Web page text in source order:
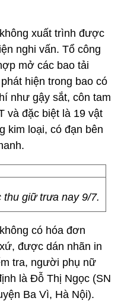
xuất trình được
nghi vấn. Tổ công
mở các bao tải
hiện trong bao có
như gậy sắt, côn tam
và đặc biệt là 19 vật
kim loại, có đạn bên
thu giữ trưa nay 9/7.
có hóa đơn
được dán nhãn in
tra, người phụ nữ
là Đỗ Thị Ngọc (SN
Ba Vì, Hà Nội).